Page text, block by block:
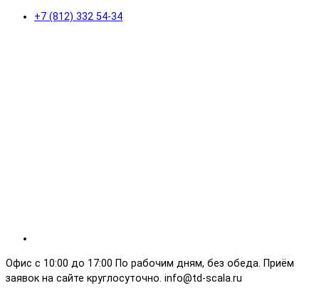
+7 (812) 332 54-34
Офис с 10:00 до 17:00 По рабочим дням, без обеда. Приём
заявок на сайте круглосуточно. info@td-scala.ru